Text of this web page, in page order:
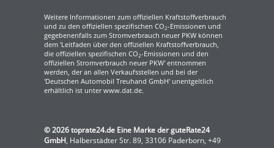
Weitere Informationen zum offiziellen Kraftstoffverbrauch
und zu den offiziellen spezifischen CO2-Emissionen und
gegebenenfalls zum Stromverbrauch neuer PKW können
dem 'Leitfaden über den offiziellen Kraftstoffverbrauch,
die offiziellen spezifischen CO2-Emissionen und den
offiziellen Stromverbrauch neuer PKW' entnommen
werden, der an allen Verkaufsstellen und bei der
'Deutschen Automobil Treuhand GmbH' unentgeltlich
erhältlich ist unter www.dat.de.
© 2026toprate24.de Eine Marke der guteRate24
GmbH, Halberstädter Str. 89, 33106 Paderborn, +49